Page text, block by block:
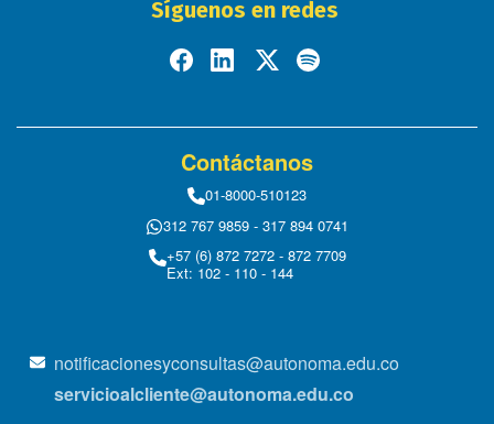
Síguenos en redes
Contáctanos
01-8000-510123
312 767 9859 - 317 894 0741
+57 (6) 872 7272 - 872 7709
Ext: 102 - 110 - 144
notificacionesyconsultas@autonoma.edu.co
servicioalcliente@autonoma.edu.co